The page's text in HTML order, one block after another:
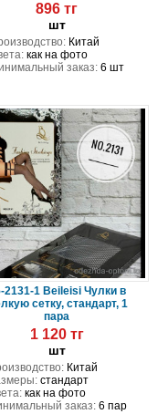
896 тг
шт
Китай
как на фото
заказ: 6 шт
2131-1 Beileisi Чулки в
сетку, стандарт, 1
пара
1 120 тг
шт
Китай
стандарт
как на фото
заказ:6 пар